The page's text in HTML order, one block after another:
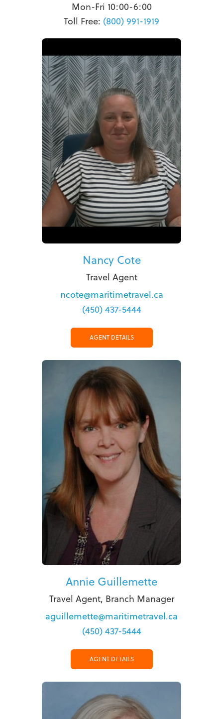
Mon-Fri 10:00-6:00
Toll Free: (800) 991-1919
Nancy Cote
Travel Agent
ncote@maritimetravel.ca
(450) 437-5444
AGENT DETAILS
Annie Guillemette
Travel Agent, Branch Manager
aguillemette@maritimetravel.ca
(450) 437-5444
AGENT DETAILS